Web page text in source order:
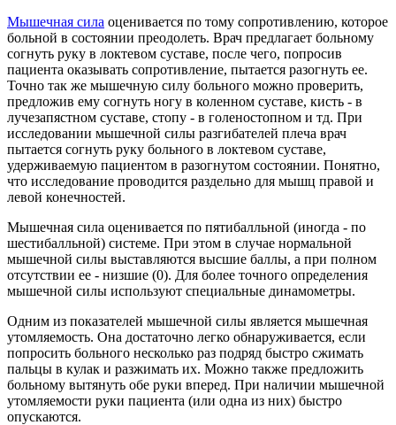
Мышечная сила оценивается по тому сопротивлению, которое
больной в состоянии преодолеть. Врач предлагает больному
согнуть руку в локтевом суставе, после чего, попросив
пациента оказывать сопротивление, пытается разогнуть ее.
Точно так же мышечную силу больного можно проверить,
предложив ему согнуть ногу в коленном суставе, кисть - в
лучезапястном суставе, стопу - в голеностопном и тд. При
исследовании мышечной силы разгибателей плеча врач
пытается согнуть руку больного в локтевом суставе,
удерживаемую пациентом в разогнутом состоянии. Понятно,
что исследование проводится раздельно для мышц правой и
левой конечностей.
Мышечная сила оценивается по пятибалльной (иногда - по
шестибалльной) системе. При этом в случае нормальной
мышечной силы выставляются высшие баллы, а при полном
отсутствии ее - низшие (0). Для более точного определения
мышечной силы используют специальные динамометры.
Одним из показателей мышечной силы является мышечная
утомляемость. Она достаточно легко обнаруживается, если
попросить больного несколько раз подряд быстро сжимать
пальцы в кулак и разжимать их. Можно также предложить
больному вытянуть обе руки вперед. При наличии мышечной
утомляемости руки пациента (или одна из них) быстро
опускаются.